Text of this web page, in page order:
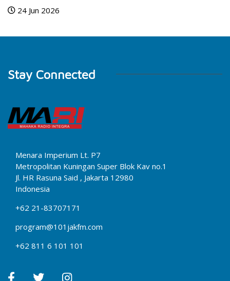
24 Jun 2026
Stay Connected
Menara Imperium Lt. P7
Metropolitan Kuningan Super Blok Kav no.1
Jl. HR Rasuna Said , Jakarta 12980
Indonesia
+62 21-83707171
program@101jakfm.com
+62 811 6 101 101